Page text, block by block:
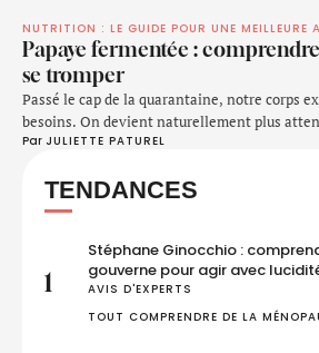
NUTRITION : LE GUIDE POUR UNE MEILLEURE
Papaye fermentée :
se tromper
Passé le cap de la quarantaine, notre corps
besoins. On devient naturellement plus
soutenir notre vitalité au quotidien : qu’il
naturelles ou de ralentir les effets du
cette quête d’un bien-être éclairé, …
Par JULIETTE PATUREL
TENDANCES
1
Stéphane Ginocchio :
gouverne pour agir avec
AVIS D'EXPERTS
TOUT COMPRENDRE DE LA